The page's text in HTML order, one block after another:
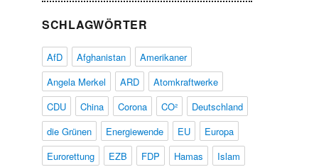
SCHLAGWÖRTER
AfD Afghanistan
Amerikaner
Angela Merkel
ARD
Atomkraftwerke
CDU
China Corona CO²
Deutschland
die Grünen
Energiewende EU
Europa
Eurorettung
EZB FDP Hamas
Islam